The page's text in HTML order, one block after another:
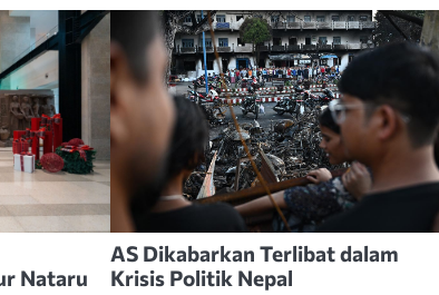
Nataru
AS Dikabarkan Terlibat dalam
Krisis Politik Nepal